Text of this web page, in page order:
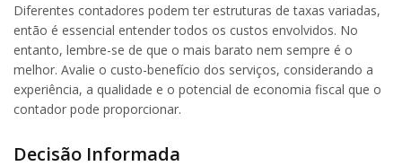
Diferentes contadores podem ter estruturas de taxas variadas,
então é essencial entender todos os custos envolvidos. No
entanto, lembre-se de que o mais barato nem sempre é o
melhor. Avalie o custo-benefício dos serviços, considerando a
experiência, a qualidade e o potencial de economia fiscal que o
contador pode proporcionar.
Decisão Informada